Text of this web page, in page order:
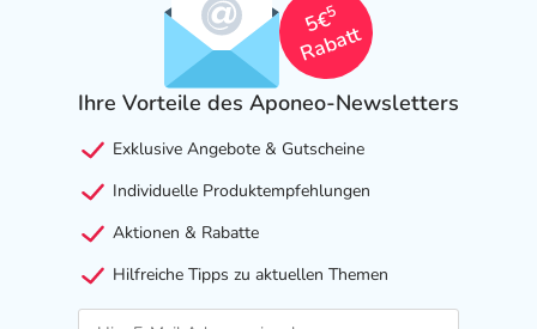
5€
5
Rabatt
Ihre Vorteile des Aponeo-Newsletters
Exklusive Angebote & Gutscheine
Individuelle Produktempfehlungen
Aktionen & Rabatte
Hilfreiche Tipps zu aktuellen Themen